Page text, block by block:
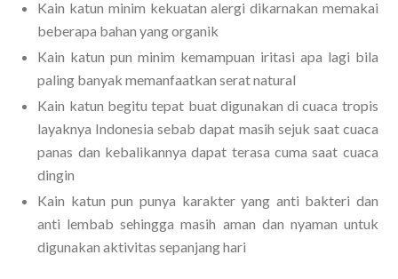
Kain katun minim kekuatan alergi dikarnakan memakai
beberapa bahan yang organik
Kain katun pun minim kemampuan iritasi apa lagi bila
paling banyak memanfaatkan serat natural
Kain katun begitu tepat buat digunakan di cuaca tropis
layaknya Indonesia sebab dapat masih sejuk saat cuaca
panas dan kebalikannya dapat terasa cuma saat cuaca
dingin
Kain katun pun punya karakter yang anti bakteri dan
anti lembab sehingga masih aman dan nyaman untuk
digunakan aktivitas sepanjang hari